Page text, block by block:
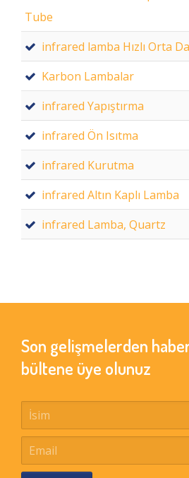
Tube
infrared lamba Hızlı Orta
Karbon Lambalar
infrared Yapıştırma
infrared Ön Isıtma
infrared Kurutma
infrared Altın Kaplı Lamba
infrared Lamba, Quartz
Son gelişmelerden
bültene üye olunuz